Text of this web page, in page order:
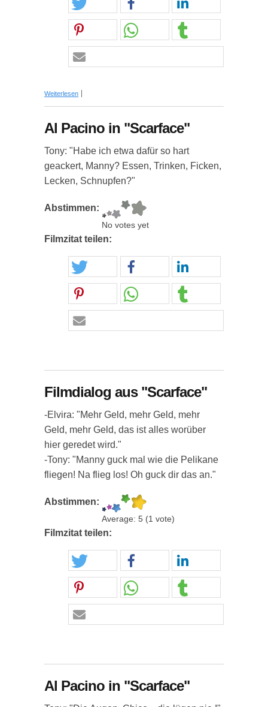
Weiterlesen über Filmdialog aus "Scarface"
Al Pacino in "Scarface"
Tony: "Habe ich etwa dafür so hart
geackert, Manny? Essen, Trinken, Ficken,
Lecken, Schnupfen?"
Abstimmen:
No votes yet
Filmzitat teilen:
Filmdialog aus "Scarface"
-Elvira: "Mehr Geld, mehr Geld, mehr
Geld, mehr Geld, das ist alles worüber
hier geredet wird."
-Tony: "Manny guck mal wie die Pelikane
fliegen! Na flieg los! Oh guck dir das an."
Abstimmen:
Average: 5 (1 vote)
Filmzitat teilen:
Al Pacino in "Scarface"